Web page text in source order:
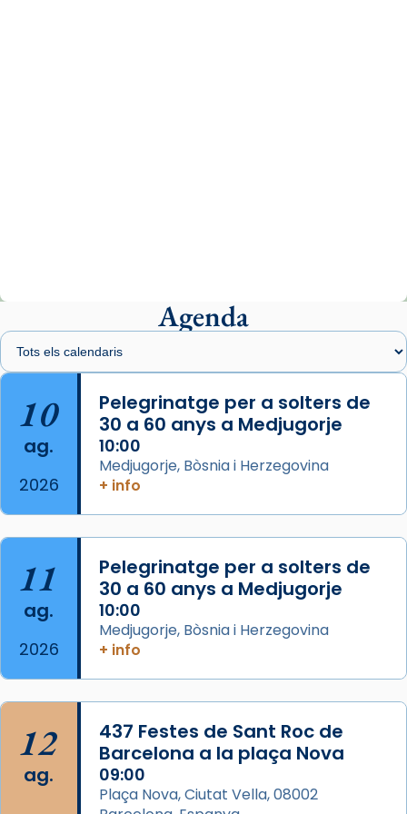
presidit aquest 27 de juliol la missa de Les
Santes de Mataró.
🔗
📸 J. Merino
Photo
View on Facebook ·
de Barcelona.
Aquest dilluns, 27 de juliol, ha tingut lloc la
missa d’acció de gràcies en agraïment al
comitè organitzador de la visita apostòlica
del Sant Pare Lleó XIV a Barcelona, i als
col·laboradors, a la Catedral de Barcelona.
L’arquebisbe de Barcelona, el cardenal Joan
Josep Omella, ha presidit la missa i l’ha
concelebrat el bisbe auxiliar de Barcelona,
Mons. David Abadías.
📸 Dr. G. Simón
Agenda
10
ag.
2026
Pelegrinatge per a solters de
30 a 60 anys a Medjugorje
10:00
Medjugorje, Bòsnia i Herzegovina
+ info
11
ag.
2026
Pelegrinatge per a solters de
30 a 60 anys a Medjugorje
10:00
Medjugorje, Bòsnia i Herzegovina
+ info
12
ag.
437 Festes de Sant Roc de
Barcelona a la plaça Nova
09:00
Plaça Nova, Ciutat Vella, 08002